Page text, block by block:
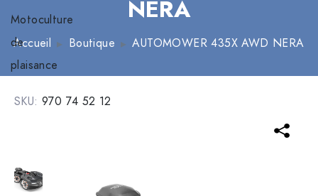
NERA
Accueil Boutique AUTOMOWER 435X AWD NERA
SKU: 970 74 52 12